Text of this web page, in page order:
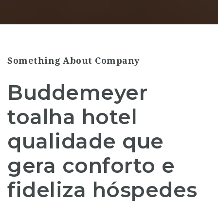
Something About Company
Buddemeyer
toalha hotel
qualidade que
gera conforto e
fideliza hóspedes